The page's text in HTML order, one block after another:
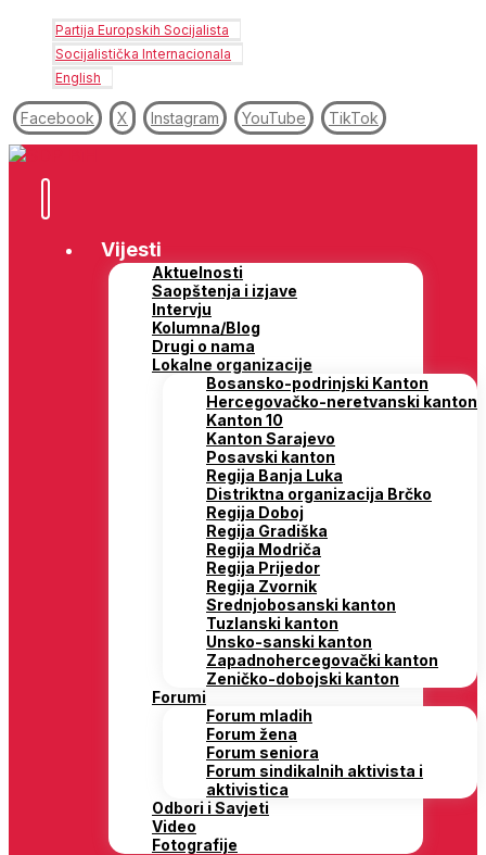
Partija Europskih Socijalista
Socijalistička Internacionala
English
Facebook X Instagram YouTube TikTok
Vijesti
Aktuelnosti
Saopštenja i izjave
Intervju
Kolumna/Blog
Drugi o nama
Lokalne organizacije
Bosansko-podrinjski Kanton
Hercegovačko-neretvanski kanton
Kanton 10
Kanton Sarajevo
Posavski kanton
Regija Banja Luka
Distriktna organizacija Brčko
Regija Doboj
Regija Gradiška
Regija Modriča
Regija Prijedor
Regija Zvornik
Srednjobosanski kanton
Tuzlanski kanton
Unsko-sanski kanton
Zapadnohercegovački kanton
Zeničko-dobojski kanton
Forumi
Forum mladih
Forum žena
Forum seniora
Forum sindikalnih aktivista i
aktivistica
Odbori i Savjeti
Video
Fotografije